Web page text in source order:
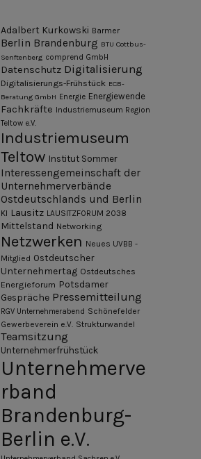
Adalbert Kurkowski Barmer
Berlin Brandenburg BTU Cottbus-
Senftenberg comprend GmbH
Datenschutz Digitalisierung
Digitalisierungs-Frühstück ECB-
Beratung GmbH Energie Energiewende
Fachkräfte Industriemuseum Region
Teltow e.V.
Industriemuseum
Teltow Institut Sommer
Interessengemeinschaft der
Unternehmerverbände
Ostdeutschlands und Berlin
KI Lausitz LAUSITZFORUM 2038
Mittelstand Networking
Netzwerken Neues UVBB -
Mitglied Ostdeutscher
Unternehmertag Ostdeutsches
Energieforum Potsdamer
Gespräche Pressemitteilung
RGV Unternehmerabend Schönefelder
Gewerbeverein e.V. Strukturwandel
Teamsitzung
Unternehmerfrühstück
Unternehmerve
rband
Brandenburg-
Berlin e.V.